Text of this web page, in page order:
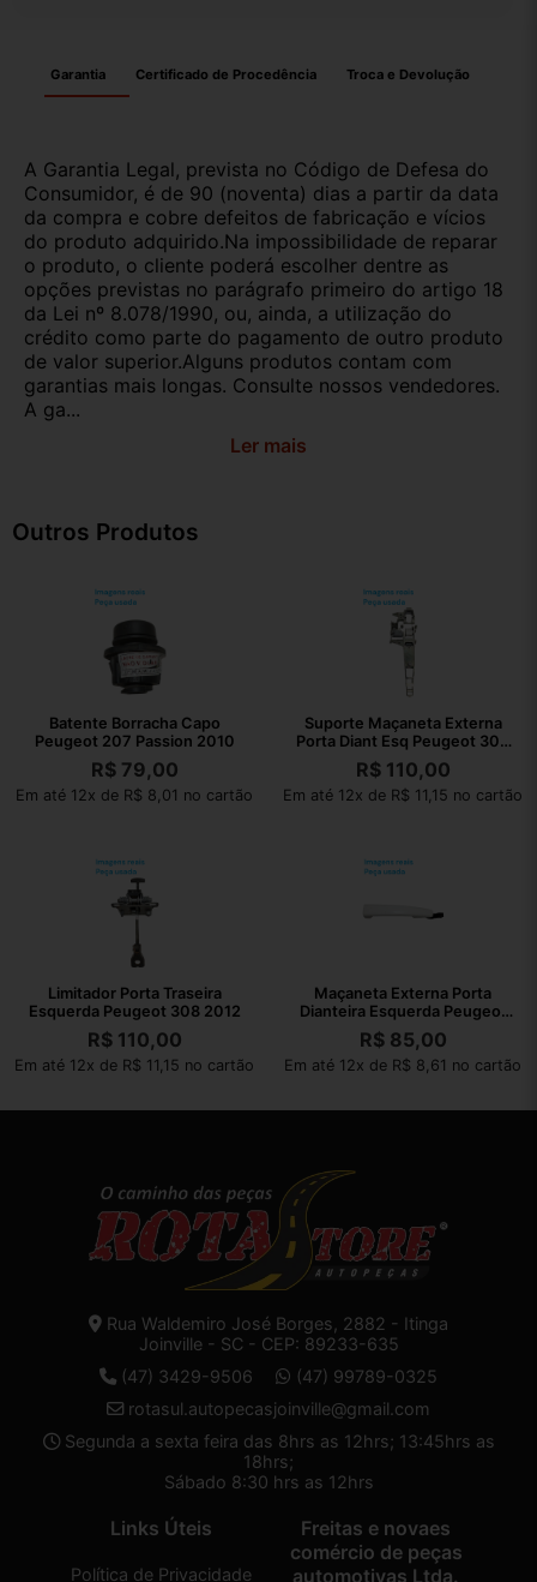
Garantia Certificado de Procedência Troca e Devolução
A Garantia Legal, prevista no Código de Defesa do
Consumidor, é de 90 (noventa) dias a partir da data
da compra e cobre defeitos de fabricação e vícios
do produto adquirido.Na impossibilidade de reparar
o produto, o cliente poderá escolher dentre as
opções previstas no parágrafo primeiro do artigo 18
da Lei nº 8.078/1990, ou, ainda, a utilização do
crédito como parte do pagamento de outro produto
de valor superior.Alguns produtos contam com
garantias mais longas. Consulte nossos vendedores.
A ga...
Ler mais
Outros Produtos
Batente Borracha Capo
Peugeot 207 Passion 2010
R$79,00
Em até 12x de R$ 8,01 no cartão
Suporte Maçaneta Externa
Porta Diant Esq Peugeot 308
2012
R$110,00
Em até 12x de R$ 11,15 no cartão
Limitador Porta Traseira
Esquerda Peugeot 308 2012
R$110,00
Em até 12x de R$ 11,15 no cartão
Maçaneta Externa Porta
Dianteira Esquerda Peugeot
208 2014
R$85,00
Em até 12x de R$ 8,61 no cartão
Rua Waldemiro José Borges, 2882 - Itinga
Joinville - SC - CEP: 89233-635
(47) 3429-9506
(47) 99789-0325
rotasul.autopecasjoinville@gmail.com
Segunda a sexta feira das 8hrs as 12hrs; 13:45hrs as
18hrs;
Sábado 8:30 hrs as 12hrs
Links Úteis
Política de Privacidade
Freitas e novaes
comércio de peças
automotivas Ltda.